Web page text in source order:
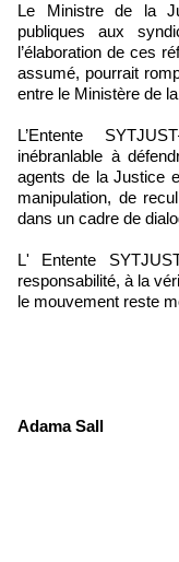
Le Ministre de la
publiques aux
l’élaboration de ces
assumé, pourrait
entre le Ministère de
L’Entente
inébranlable à
agents de la Justice
manipulation, de
dans un cadre de
L' Entente
responsabilité, à la
le mouvement reste
Adama Sall